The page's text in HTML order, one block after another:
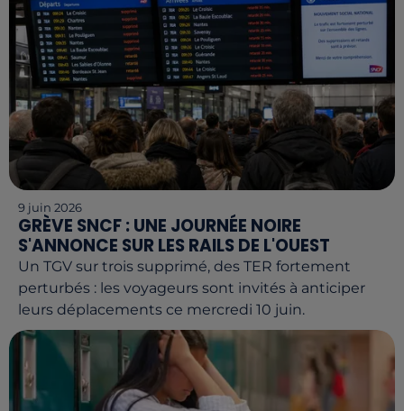
9 juin 2026
GRÈVE SNCF : UNE JOURNÉE NOIRE
S'ANNONCE SUR LES RAILS DE L'OUEST
Un TGV sur trois supprimé, des TER fortement
perturbés : les voyageurs sont invités à anticiper
leurs déplacements ce mercredi 10 juin.